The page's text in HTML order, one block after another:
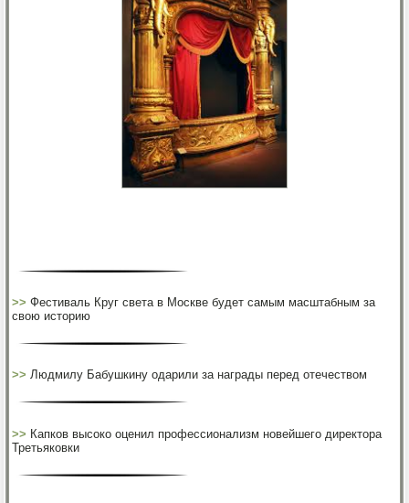
>>Фестиваль Круг света в Москве будет самым масштабным за
свою историю
>>Людмилу Бабушкину одарили за награды перед отечеством
>> Капков высоко оценил профессионализм новейшего директора
Третьяковки